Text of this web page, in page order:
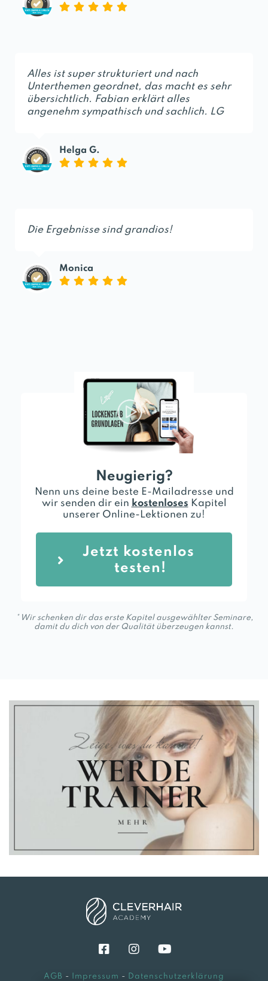
Alles ist super strukturiert und nach
Unterthemen geordnet, das macht es sehr
übersichtlich. Fabian erklärt alles
angenehm sympathisch und sachlich. LG
Helga G.
Die Ergebnisse sind grandios!
Monica
Neugierig?
Nenn uns deine beste E-Mailadresse und
wir senden dir ein kostenloses Kapitel
unserer Online-Lektionen zu!
Jetzt kostenlos
testen!
* Wir schenken dir das erste Kapitel ausgewählter Seminare,
damit du dich von der Qualität überzeugen kannst.
AGB - Impressum - Datenschutzerklärung